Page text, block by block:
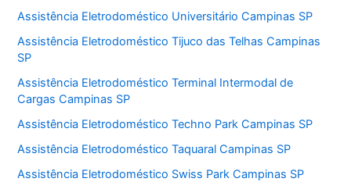
Assistência Eletrodoméstico Universitário Campinas SP
Assistência Eletrodoméstico Tijuco das Telhas Campinas
SP
Assistência Eletrodoméstico Terminal Intermodal de
Cargas Campinas SP
Assistência Eletrodoméstico Techno Park Campinas SP
Assistência Eletrodoméstico Taquaral Campinas SP
Assistência Eletrodoméstico Swiss Park Campinas SP